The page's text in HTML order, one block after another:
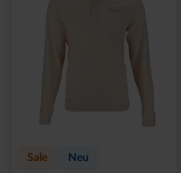
Sale Neu